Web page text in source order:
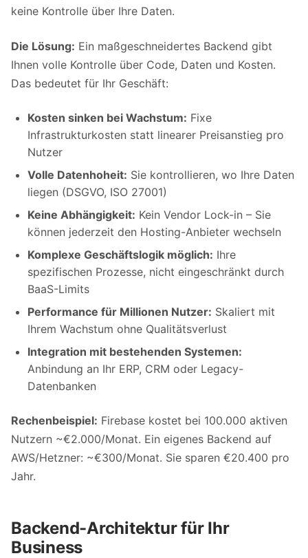
keine Kontrolle über Ihre Daten.
Die Lösung: Ein maßgeschneidertes Backend gibt
Ihnen volle Kontrolle über Code, Daten und Kosten.
Das bedeutet für Ihr Geschäft:
Kosten sinken bei Wachstum: Fixe
Infrastrukturkosten statt linearer Preisanstieg pro
Nutzer
Volle Datenhoheit: Sie kontrollieren, wo Ihre Daten
liegen (DSGVO, ISO 27001)
Keine Abhängigkeit: Kein Vendor Lock-in – Sie
können jederzeit den Hosting-Anbieter wechseln
Komplexe Geschäftslogik möglich: Ihre
spezifischen Prozesse, nicht eingeschränkt durch
BaaS-Limits
Performance für Millionen Nutzer: Skaliert mit
Ihrem Wachstum ohne Qualitätsverlust
Integration mit bestehenden Systemen:
Anbindung an Ihr ERP, CRM oder Legacy-
Datenbanken
Rechenbeispiel: Firebase kostet bei 100.000 aktiven
Nutzern ~€2.000/Monat. Ein eigenes Backend auf
AWS/Hetzner: ~€300/Monat. Sie sparen €20.400 pro
Jahr.
Backend-Architektur für Ihr
Business